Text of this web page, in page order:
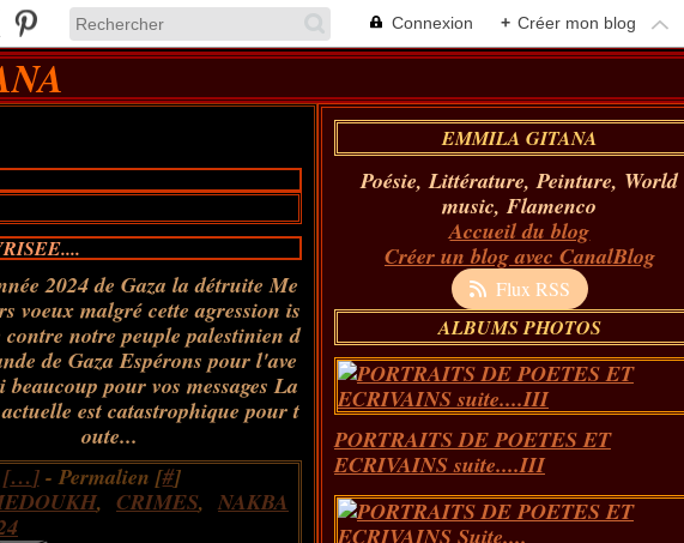
Connexion + Créer mon blog
2024 de Gaza la détruite Me
voeux malgré cette agression is
notre peuple palestinien d
de Gaza Espérons pour l'ave
pour vos messages La
est catastrophique pour t
oute...
[…]- Permalien [#]
, CRIMES, NAKBA
EMMILA GITANA
Poésie, Littérature, Peinture, World
music, Flamenco
Accueil du blog
Créer un blog avec CanalBlog
Flux RSS
ALBUMS PHOTOS
PORTRAITS DE POETES ET
ECRIVAINS suite....III